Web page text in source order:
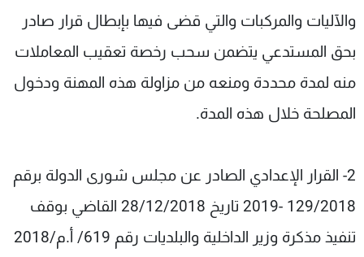
والآليات والمركبات والتي قضى فيها بإبطال قرار صادر
بحق المستدعي يتضمن سحب رخصة تعقيب المعاملات
منه لمدة محددة ومنعه من مزاولة هذه المهنة ودخول
المصلحة خلال هذه المدة.
2- القرار الإعدادي الصادر عن مجلس شورى الدولة برقم
129/2018 -2019 تاريخ 28/12/2018 القاضي بوقف
تنفيذ مذكرة وزير الداخلية والبلديات رقم 619/ أ.م/2018